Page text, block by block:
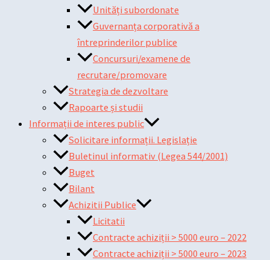
Unități subordonate
Guvernanța corporativă a
întreprinderilor publice
Concursuri/examene de
recrutare/promovare
Strategia de dezvoltare
Rapoarte și studii
Informații de interes public
Solicitare informații. Legislație
Buletinul informativ (Legea 544/2001)
Buget
Bilant
Achizitii Publice
Licitatii
Contracte achiziții > 5000 euro – 2022
Contracte achiziții > 5000 euro – 2023